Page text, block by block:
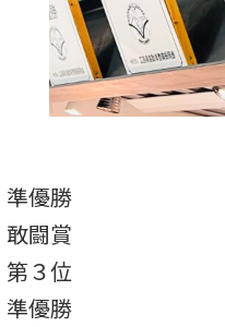
優勝
闘賞
３位
優勝